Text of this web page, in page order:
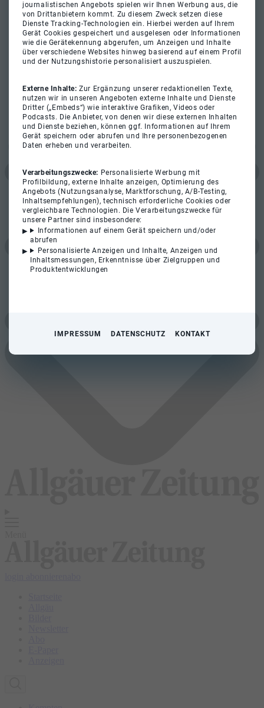
journalistischen Angebots spielen wir Ihnen Werbung aus, die
von Drittanbietern kommt. Zu diesem Zweck setzen diese
Dienste Tracking-Technologien ein. Hierbei werden auf Ihrem
Gerät Cookies gespeichert und ausgelesen oder Informationen
wie die Gerätekennung abgerufen, um Anzeigen und Inhalte
über verschiedene Websites hinweg basierend auf einem Profil
und der Nutzungshistorie personalisiert auszuspielen.
Externe Inhalte:Zur Ergänzung unserer redaktionellen Texte,
nutzen wir in unseren Angeboten externe Inhalte und Dienste
Dritter („Embeds“) wie interaktive Grafiken, Videos oder
Podcasts. Die Anbieter, von denen wir diese externen Inhalten
und Dienste beziehen, können ggf. Informationen auf Ihrem
Gerät speichern oder abrufen und Ihre personenbezogenen
Daten erheben und verarbeiten.
Verarbeitungszwecke: Personalisierte Werbung mit
Profilbildung, externe Inhalte anzeigen, Optimierung des
Angebots (Nutzungsanalyse, Marktforschung, A/B-Testing,
Inhaltsempfehlungen), technisch erforderliche Cookies oder
vergleichbare Technologien. Die Verarbeitungszwecke für
unsere Partner sind insbesondere:
Informationen auf einem Gerät speichern und/oder
abrufen
Personalisierte Anzeigen und Inhalte, Anzeigen und
Inhaltsmessungen, Erkenntnisse über Zielgruppen und
Produktentwicklungen
IMPRESSUM DATENSCHUTZ KONTAKT